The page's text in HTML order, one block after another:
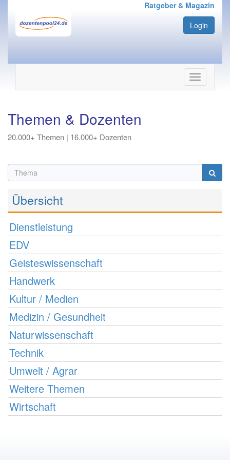
Ratgeber & Magazin
Login
Navigation
ein-/
Themen & Dozenten
20.000+ Themen | 16.000+ Dozenten
Übersicht
Dienstleistung
EDV
Geisteswissenschaft
Handwerk
Kultur / Medien
Medizin / Gesundheit
Naturwissenschaft
Technik
Umwelt / Agrar
Weitere Themen
Wirtschaft